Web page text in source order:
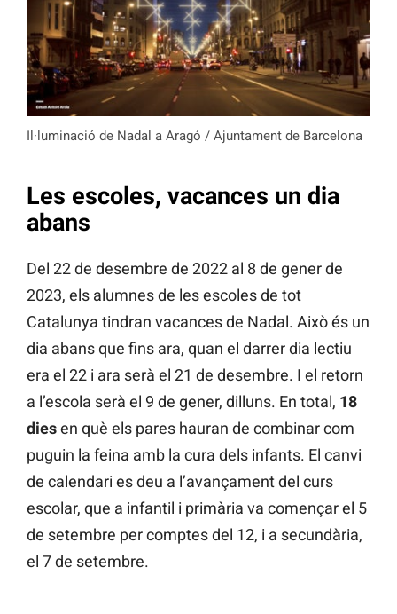
Il·luminació de Nadal a Aragó / Ajuntament de Barcelona
Les escoles, vacances un dia
abans
Del 22 de desembre de 2022 al 8 de gener de
2023, els alumnes de les escoles de tot
Catalunya tindran vacances de Nadal. Això és un
dia abans que fins ara, quan el darrer dia lectiu
era el 22 i ara serà el 21 de desembre. I el retorn
a l’escola serà el 9 de gener, dilluns. En total, 18
diesen què els pares hauran de combinar com
puguin la feina amb la cura dels infants. El canvi
de calendari es deu a l’avançament del curs
escolar, que a infantil i primària va començar el 5
de setembre per comptes del 12, i a secundària,
el 7 de setembre.